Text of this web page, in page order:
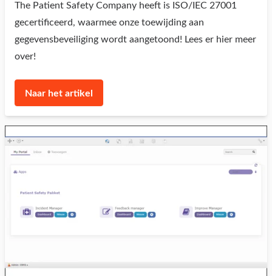
The Patient Safety Company heeft is ISO/IEC 27001
gecertificeerd, waarmee onze toewijding aan
gegevensbeveiliging wordt aangetoond! Lees er hier meer
over!
Naar het artikel